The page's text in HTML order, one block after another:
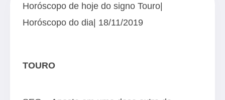
Horóscopo de hoje do signo Touro|
Horóscopo do dia| 18/11/2019
TOURO